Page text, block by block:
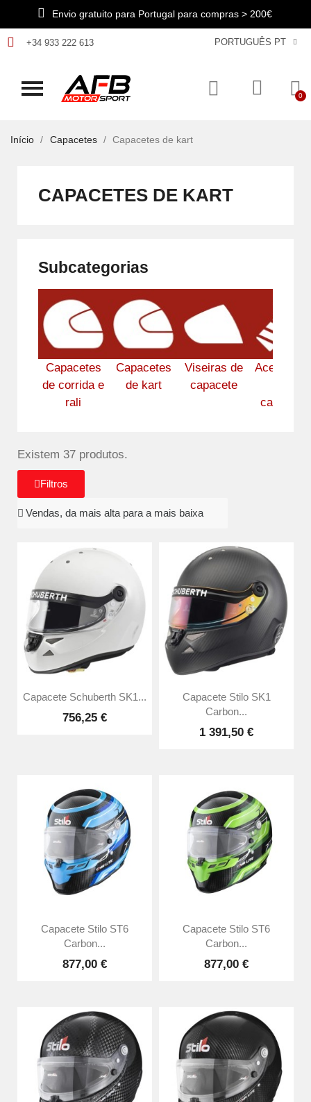
Envio gratuito para Portugal para compras > 200€
+34 933 222 613 PORTUGUÊS PT
Início Capacetes Capacetes de kart
CAPACETES DE KART
Subcategorias
Capacetes
de corrida e
rali
Capacetes
de kart
Viseiras de
capacete
capacete
Existem 37 produtos.
Filtros
Capacete Schuberth SK1...
756,25 €
Capacete Stilo SK1
Carbon...
1 391,50 €
Capacete Stilo ST6
Carbon...
877,00 €
Capacete Stilo ST6
Carbon...
877,00 €